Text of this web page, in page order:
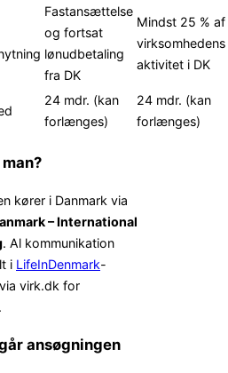
Fastansættelse
og fortsat
lønudbetaling
fra DK
Mindst 25 % af
virksomhedens
aktivitet i DK
24 mdr. (kan
forlænges)
24 mdr. (kan
forlænges)
kører i Danmark via
– International
. Al kommunikation
i LifeInDenmark-
virk.dk for
ansøgningen